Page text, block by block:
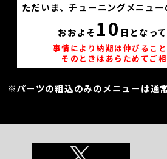
ただいま、チューニングメニュ
おおよそ 10 日となっ
事情により納期は伸びること
そのときはあらためてご相
※パーツの組込のみのメニューは通